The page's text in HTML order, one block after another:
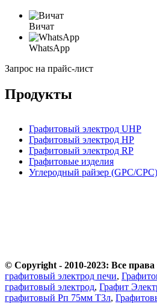
Вичат
WhatsApp
Запрос на прайс-лист
Продукты
Графитовый электрод UHP
Графитовый электрод HP
Графитовый электрод RP
Графитовые изделия
Углеродный райзер (GPC/CPC)
© Copyright - 2010-2023: Все
графитовый электрод печи,
графитовый электрод, Графит
графитовый Рп 75мм Т3л,